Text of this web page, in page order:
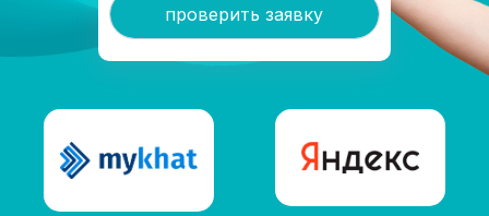
проверить заявку